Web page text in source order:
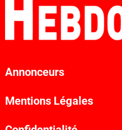
Annonceurs
Mentions Légales